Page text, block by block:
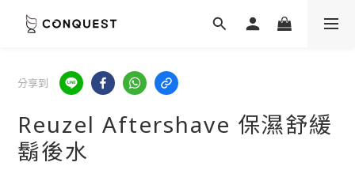
分享到
Reuzel Aftershave 保濕舒緩
鬍後水